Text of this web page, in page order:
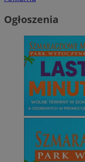
Ogłoszenia